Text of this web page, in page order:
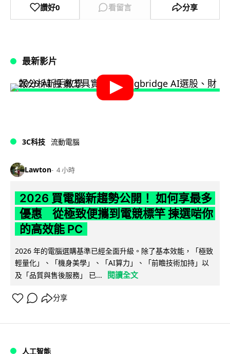
讚好0 看留言 分享
最新影片
3C科技 流動電腦
Lawton 4 小時
2026 買電腦新趨勢公開！ 如何享最多
優惠 從極致便攜到電競標竿 揀選啱你
的高效能 PC
2026 年的電腦選購基準已經全面升級。除了基本效能，「極致
輕量化」、「機身美學」、「AI算力」、「前瞻技術加持」以
及「品質與售後服務」 已...
閱讀全文
分享
人工智能